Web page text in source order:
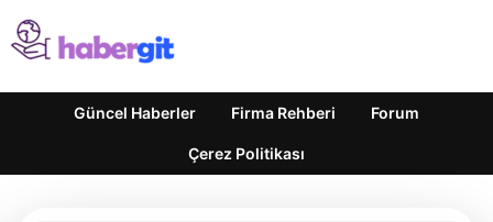
Güncel Haberler Firma Rehberi Forum
Çerez Politikası